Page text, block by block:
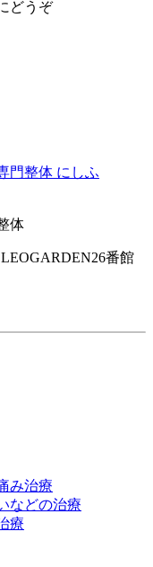
どうぞ
番館
み治療
などの治療
療